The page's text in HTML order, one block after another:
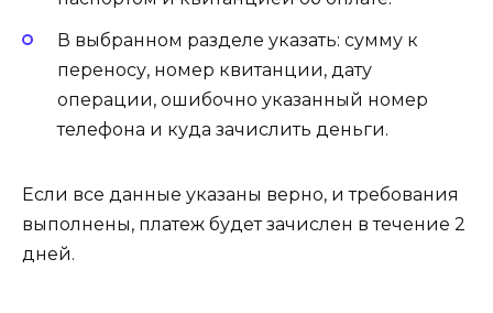
В выбранном разделе указать: сумму к
переносу, номер квитанции, дату
операции, ошибочно указанный номер
телефона и куда зачислить деньги.
Если все данные указаны верно, и требования
выполнены, платеж будет зачислен в течение 2
дней.